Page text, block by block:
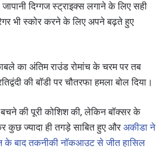
दिग्गज स्ट्राइक्स लगाने के लिए सही
भी स्कोर करने के लिए अपने बढ़ते हुए
का अंतिम राउंड रोमांच के चरम पर तब
की बॉडी पर चौतरफा हमला बोल दिया।
की पूरी कोशिश की, लेकिन बॉक्सर के
कुछ ज्यादा ही तगड़े साबित हुए और अकीडा ने
के बाद तकनीकी नॉकआउट से जीत हासिल